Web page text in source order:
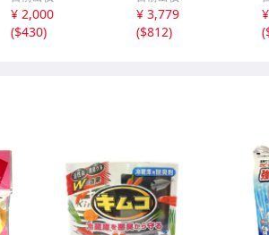
着脱式プレート2
枚組（たこ焼き/
平面）元箱/取扱
¥ 2,000
($430)
き 一人暮らし用
マルチ 小型 電気
加熱 ランチ ボッ
¥ 3,779
($812)
(